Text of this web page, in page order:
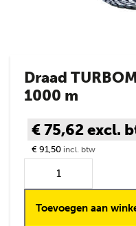
Draad
1000 m
€ 75,62excl.
€ 91,50 incl. btw
Toevoegen aan